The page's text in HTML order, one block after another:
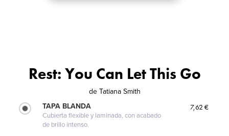
Rest: You Can Let This Go
de Tatiana Smith
TAPA BLANDA
Cubierta flexible y laminada, con acabado
de brillo intenso.
7,62 €